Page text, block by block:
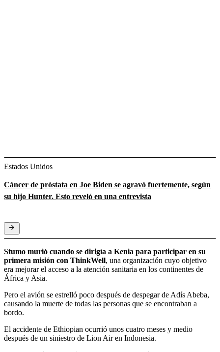
Estados Unidos
Cáncer de próstata en Joe Biden se agravó fuertemente, según
su hijo Hunter. Esto reveló en una entrevista
Stumo murió cuando se dirigía a Kenia para participar en su
primera misión con ThinkWell, una organización cuyo objetivo
era mejorar el acceso a la atención sanitaria en los continentes de
África y Asia.
Pero el avión se estrelló poco después de despegar de Adís Abeba,
causando la muerte de todas las personas que se encontraban a
bordo.
El accidente de Ethiopian ocurrió unos cuatro meses y medio
después de un siniestro de Lion Air en Indonesia.